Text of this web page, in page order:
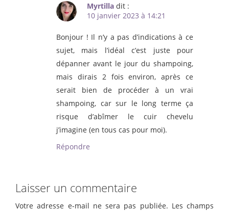
Myrtilla dit :
10 janvier 2023 à 14:21
Bonjour ! Il n’y a pas d’indications à ce
sujet, mais l’idéal c’est juste pour
dépanner avant le jour du shampoing,
mais dirais 2 fois environ, après ce
serait bien de procéder à un vrai
shampoing, car sur le long terme ça
risque d’abîmer le cuir chevelu
j’imagine (en tous cas pour moi).
Répondre
Laisser un commentaire
Votre adresse e-mail ne sera pas publiée. Les champs